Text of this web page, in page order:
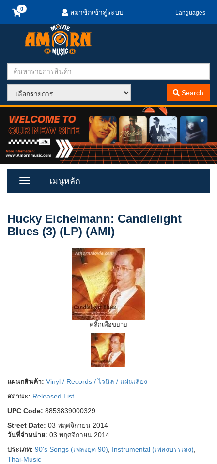
สมาชิกเข้าสู่ระบบ Languages
Search
Toggle
เมนูหลัก
Hucky Eichelmann: Candlelight
Blues (3) (LP) (AMI)
คลิ้กเพื่อขยาย
แผนกสินค้า: Vinyl / Records / ไวนิล / แผ่นเสียง
สถานะ: Released List
UPC Code: 8853839000329
Street Date: 03 พฤศจิกายน 2014
วันที่จำหน่าย: 03 พฤศจิกายน 2014
ประเภท: 90's Songs (เพลงยุค 90) Instrumental (เพลงบรรเลง)
Thai-Music